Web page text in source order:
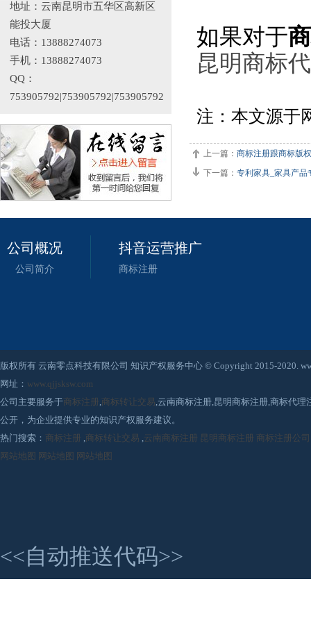
地址：云南昆明市五华区高新区
能投大厦
电话：13888274073
手机：13888274073
QQ：
753905792|753905792|753905792
如果对于
昆明商标
注：本文源于
上一篇： 商标注册跟商标版
下一篇： 专利家具_家具产品
公司概况
公司简介
抖音运营推广
商标注册
版权所有 云南零点科技有限公司 知识产权服务中心 © Copyright 2015-2020.
网址： www.qjjsksw.com
公司主要服务于商标注册 ,商标转让交易,云南商标注册,昆明商标注册,商标代
公开，为企业提供专业的知识产权服务建议。
热门搜索： 商标注册 ,商标转让交易 ,云南商标注册 昆明商标注册
商标注册公司
网站地图 网站地图 网站地图
<<自动推送代码>>